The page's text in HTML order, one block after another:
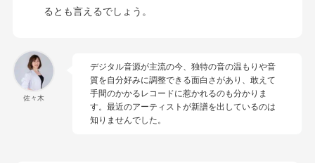
るとも言えるでしょう。
佐々木
デジタル音源が主流の今、独特の音の温もりや音
質を自分好みに調整できる面白さがあり、敢えて
手間のかかるレコードに惹かれるのも分かりま
す。最近のアーティストが新譜を出しているのは
知りませんでした。